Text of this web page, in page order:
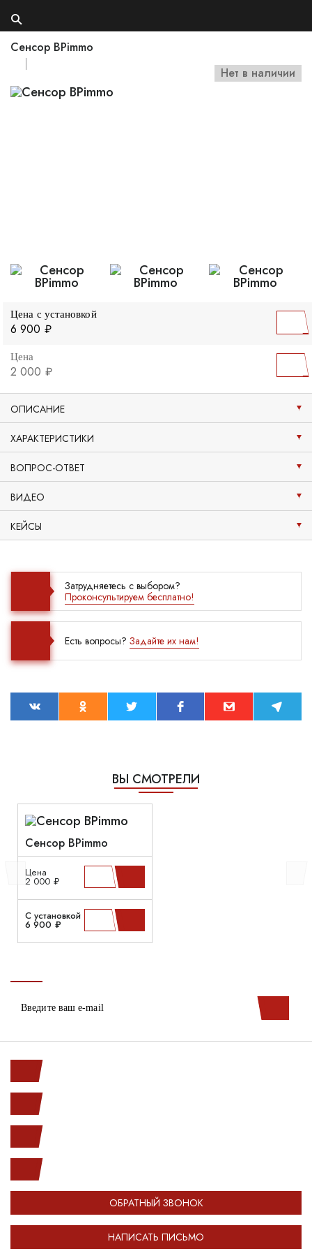
Сенсор BPimmo
Нет в наличии
Цена с установкой
6 900 ₽
Цена
2 000 ₽
ОПИСАНИЕ
ХАРАКТЕРИСТИКИ
ВОПРОС-ОТВЕТ
ВИДЕО
КЕЙСЫ
Затрудняетесь с выбором?
Проконсультируем бесплатно!
Есть вопросы? Задайте их нам!
ВЫ СМОТРЕЛИ
Сенсор BPimmo
Цена
2 000 ₽
С установкой
6 900 ₽
ОБРАТНЫЙ ЗВОНОК
НАПИСАТЬ ПИСЬМО